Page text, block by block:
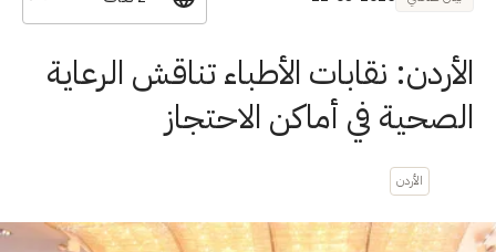
الأردن: نقابات الأطباء تناقش الرعاية
الصحية في أماكن الاحتجاز
الأردن